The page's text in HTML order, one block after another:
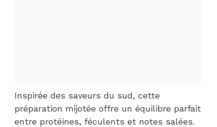
Inspirée des saveurs du sud, cette
préparation mijotée offre un équilibre parfait
entre protéines, féculents et notes salées.